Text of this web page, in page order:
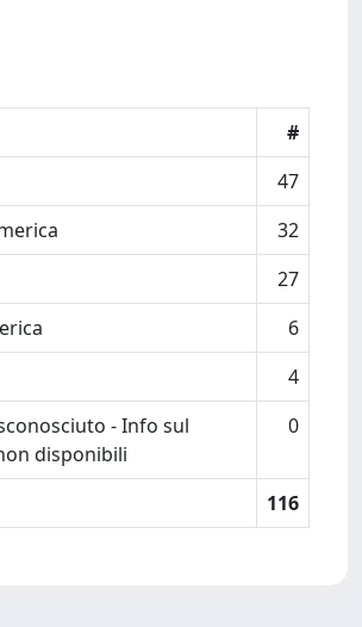
#
47
32
27
6
4
- Info sul
disponibili
0
116